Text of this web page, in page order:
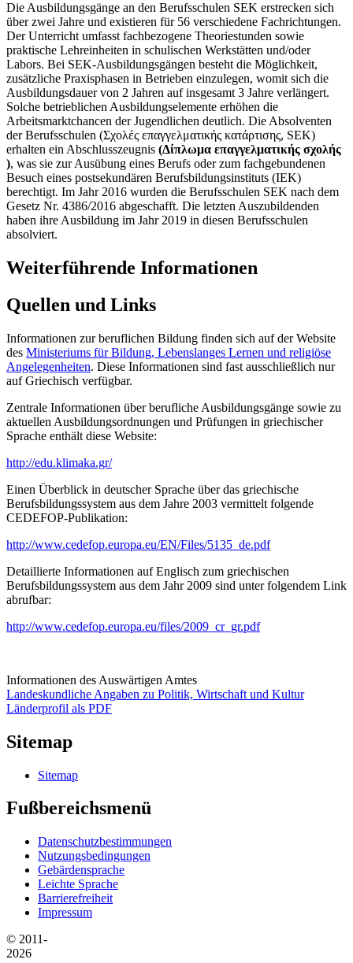
Die Ausbildungsgänge an den Berufsschulen SEK erstrecken sich
über zwei Jahre und existieren für 56 verschiedene Fachrichtungen.
Der Unterricht umfasst fachbezogene Theoriestunden sowie
praktische Lehreinheiten in schulischen Werkstätten und/oder
Labors. Bei SEK-Ausbildungsgängen besteht die Möglichkeit,
zusätzliche Praxisphasen in Betrieben einzulegen, womit sich die
Ausbildungsdauer von 2 Jahren auf insgesamt 3 Jahre verlängert.
Solche betrieblichen Ausbildungselemente erhöhen die
Arbeitsmarktchancen der Jugendlichen deutlich. Die Absolventen
der Berufsschulen (Σχολές επαγγελματικής κατάρτισης, SEK)
erhalten ein Abschlusszeugnis (Δίπλωμα επαγγελματικής σχολής
), was sie zur Ausübung eines Berufs oder zum fachgebundenen
Besuch eines postsekundären Berufsbildungsinstituts (IEK)
berechtigt. Im Jahr 2016 wurden die Berufsschulen SEK nach dem
Gesetz Nr. 4386/2016 abgeschafft. Die letzten Auszubildenden
haben ihre Ausbildung im Jahr 2019 in diesen Berufsschulen
absolviert.
Weiterführende Informationen
Quellen und Links
Informationen zur beruflichen Bildung finden sich auf der Website
des Ministeriums für Bildung, Lebenslanges Lernen und religiöse
Angelegenheiten. Diese Informationen sind fast ausschließlich nur
auf Griechisch verfügbar.
Zentrale Informationen über berufliche Ausbildungsgänge sowie zu
aktuellen Ausbildungsordnungen und Prüfungen in griechischer
Sprache enthält diese Website:
http://edu.klimaka.gr/
Einen Überblick in deutscher Sprache über das griechische
Berufsbildungssystem aus dem Jahre 2003 vermittelt folgende
CEDEFOP-Publikation:
http://www.cedefop.europa.eu/EN/Files/5135_de.pdf
Detaillierte Informationen auf Englisch zum griechischen
Berufsbildungssystem aus dem Jahr 2009 sind unter folgendem Link
abrufbar:
http://www.cedefop.europa.eu/files/2009_cr_gr.pdf
Informationen des Auswärtigen Amtes
Landeskundliche Angaben zu Politik, Wirtschaft und Kultur
Länderprofil als PDF
Sitemap
Sitemap
Fußbereichsmenü
Datenschutzbestimmungen
Nutzungsbedingungen
Gebärdensprache
Leichte Sprache
Barrierefreiheit
Impressum
© 2011-
2026